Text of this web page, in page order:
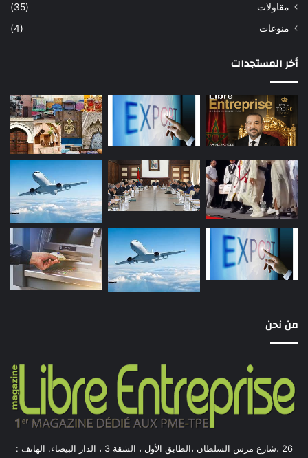
مقاولات
(35)
منوعات
(4)
أخر المستجدات
من نحن
26 ،شارع مرس السلطان ،الطابق الأول ، الشقة 3 ، الدار البيضاء. الهاتف :